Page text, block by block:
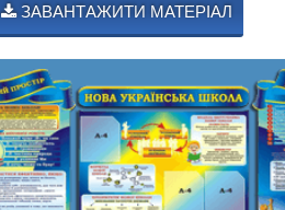
ЗАВАНТАЖИТИ МАТЕРІАЛ